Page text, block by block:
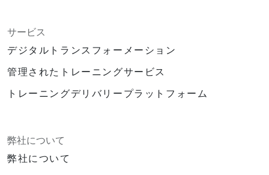
サービス
デジタルトランスフォーメーション
管理されたトレーニングサービス
トレーニングデリバリープラットフォーム
弊社について
弊社について